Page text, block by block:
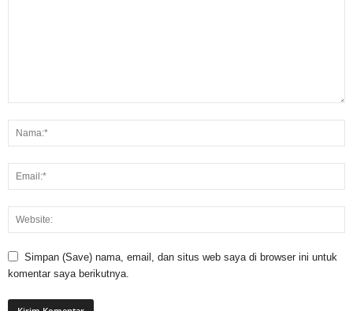
Simpan (Save) nama, email, dan situs web saya di browser ini untuk
komentar saya berikutnya.